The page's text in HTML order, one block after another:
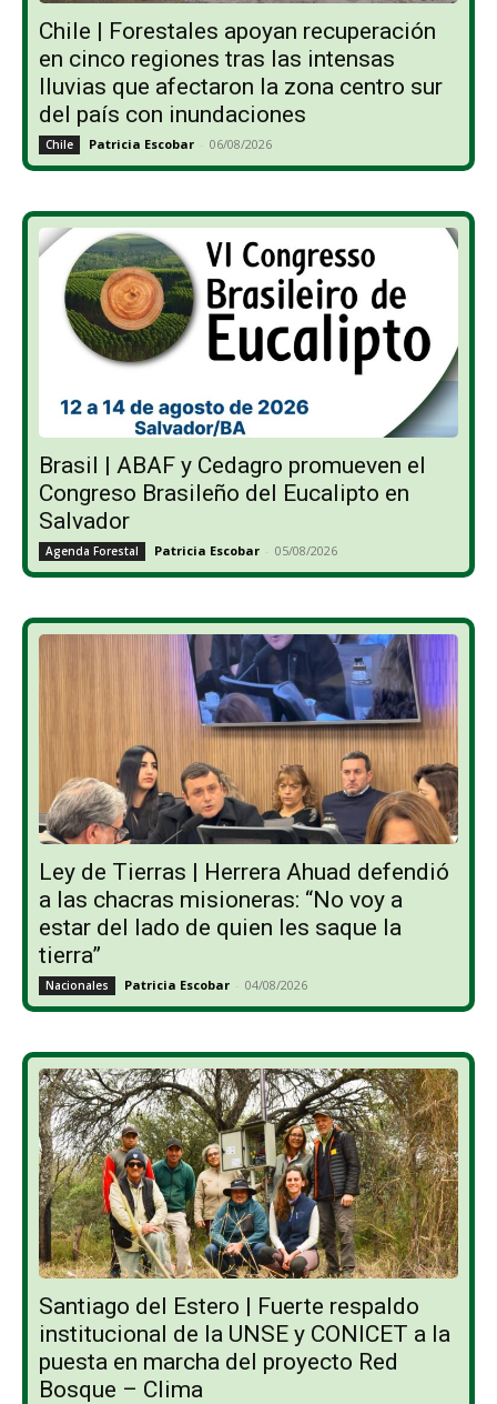
Chile | Forestales apoyan recuperación
en cinco regiones tras las intensas
lluvias que afectaron la zona centro sur
del país con inundaciones
Chile Patricia Escobar - 06/08/2026
Brasil | ABAF y Cedagro promueven el
Congreso Brasileño del Eucalipto en
Salvador
Agenda Forestal Patricia Escobar - 05/08/2026
Ley de Tierras | Herrera Ahuad defendió
a las chacras misioneras: “No voy a
estar del lado de quien les saque la
tierra”
Nacionales Patricia Escobar - 04/08/2026
Santiago del Estero | Fuerte respaldo
institucional de la UNSE y CONICET a la
puesta en marcha del proyecto Red
Bosque – Clima